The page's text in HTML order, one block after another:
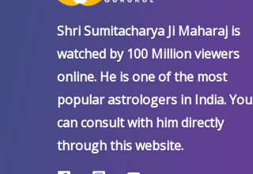
Shri Sumitacharya Ji Maharaj is
watched by 100 Million viewers
online. He is one of the most
popular astrologers in India. You
can consult with him directly
through this website.